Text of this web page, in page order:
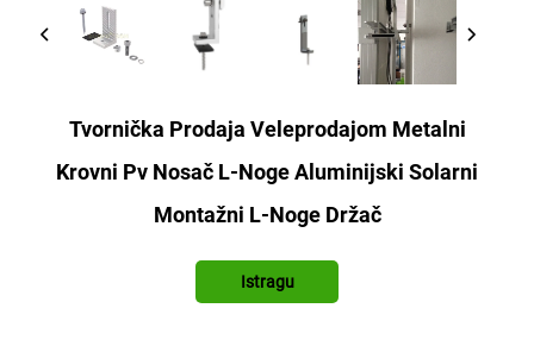
Tvornička Prodaja Veleprodajom Metalni
Krovni Pv Nosač L-Noge Aluminijski Solarni
Montažni L-Noge Držač
Istragu